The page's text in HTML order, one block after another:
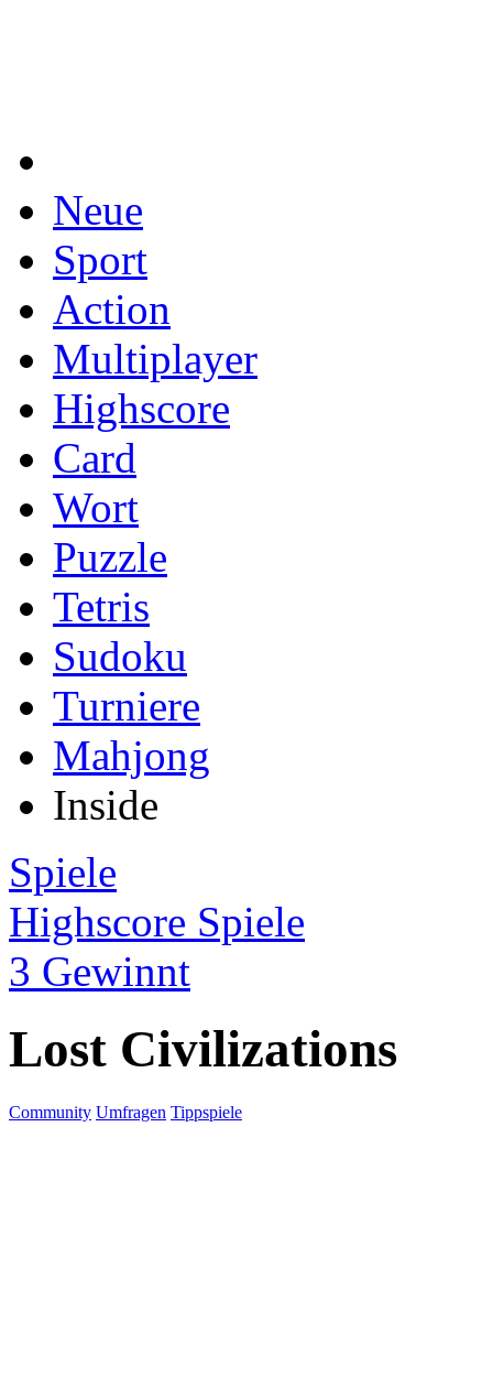
Neue
Sport
Action
Multiplayer
Highscore
Card
Wort
Puzzle
Tetris
Sudoku
Turniere
Mahjong
Inside
Spiele
Highscore Spiele
3 Gewinnt
Lost Civilizations
Community Umfragen Tippspiele